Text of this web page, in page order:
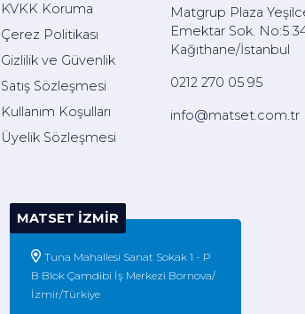
KVKK Koruma
Çerez Politikası
Gizlilik ve Güvenlik
Satış Sözleşmesi
Kullanım Koşulları
Üyelik Sözleşmesi
Matgrup Plaza
Emektar Sok. No:5
Kağıthane/İstanbul
0212 270 05 95
info@matset.com.tr
MATSET İZMIR
Tuna Mahallesi Sanat Sokak 1 - P
B Blok Çamdibi İş Merkezi Bornova/
İzmir/Türkiye